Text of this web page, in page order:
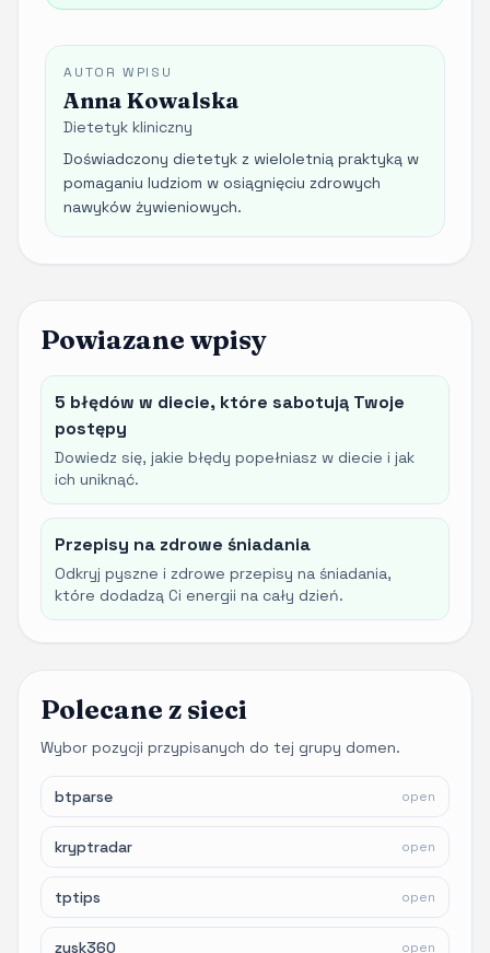
AUTOR WPISU
Anna Kowalska
Dietetyk kliniczny
Doświadczony dietetyk z wieloletnią praktyką w
pomaganiu ludziom w osiągnięciu zdrowych
nawyków żywieniowych.
Powiazane wpisy
5 błędów w diecie, które sabotują Twoje
postępy
Dowiedz się, jakie błędy popełniasz w diecie i jak
ich uniknąć.
Przepisy na zdrowe śniadania
Odkryj pyszne i zdrowe przepisy na śniadania,
które dodadzą Ci energii na cały dzień.
Polecane z sieci
Wybor pozycji przypisanych do tej grupy domen.
btparse open
kryptradar open
tptips open
zysk360 open